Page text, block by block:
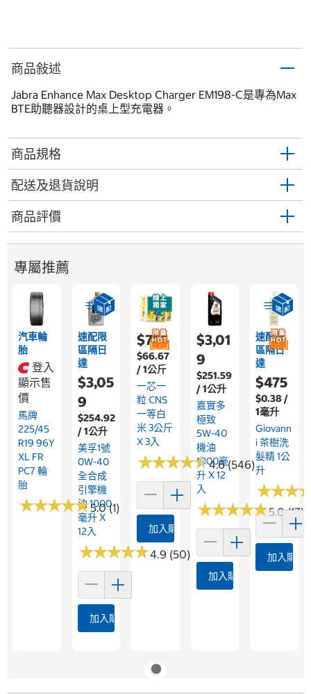
商品敍述
Jabra Enhance Max Desktop Charger EM198-C是專為Max
BTE助聽器設計的桌上型充電器。
商品規格
配送及退貨說明
商品評價
專屬推薦
汽車輪
胎
登入
顯示售
價
馬牌
225/45
R19 96Y
XL FR
PC7 輪
胎
★★★★★
★★★★★5.0 (1)
速配限
區隔日
達
$3,05
9
$254.92
/ 1公升
美孚1號
0W-40
全合成
引擎機
油 1000
毫升 X
12入
★★★★★
★★★★★4.9 (50)
加入購物車
$755
$66.67
/ 1公斤
一芯一
粒 CNS
一等白
米 3公斤
X 3入
★★★★★
★★★★★4.6 (546)
加入購物車
$3,01
9
$251.59
/ 1公升
嘉實多
極致
5W-40
機油
1000毫
升 X 12
入
★★★★★
★★★★★5.0 (17)
加入購物車
速配限
區隔日
達
$475
$0.38 /
1毫升
Giovann
I 茶樹洗
髮精 1公
升
★★★
★★★
加入購物